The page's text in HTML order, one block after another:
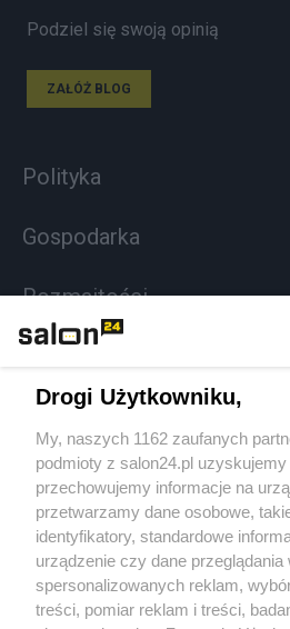
Podziel się swoją opinią
ZAŁÓŻ BLOG
Polityka
Gospodarka
Rozmaitości
Sport
Społeczeństwo
Kultura
Drogi Użytkowniku,
My, naszych 1162 zaufanych
podmioty z salon24.pl uzyskujemy
przechowujemy informacje na
przetwarzamy dane osobowe,
identyfikatory, standardowe
urządzenie czy dane przeglądania
spersonalizowanych reklam,
treści, pomiar reklam i treści,